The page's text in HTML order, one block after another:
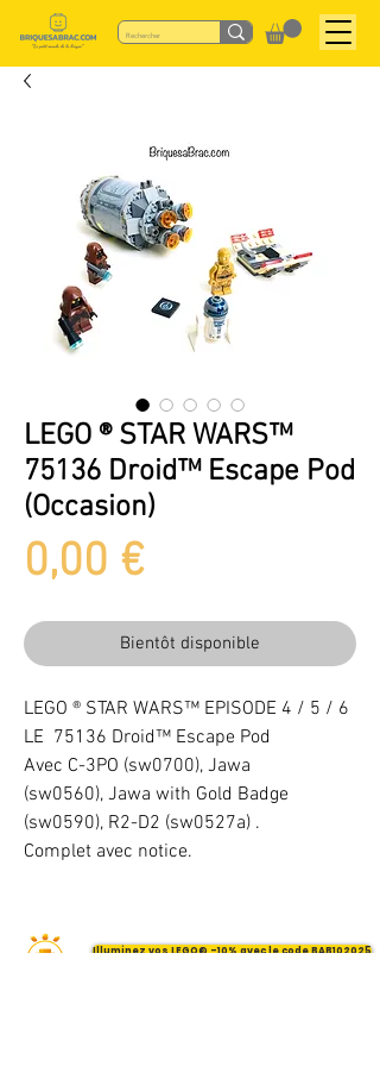
LEGO ® STAR WARS™
75136 Droid™ Escape Pod
(Occasion)
0,00 €Prix
Bientôt disponible
LEGO ® STAR WARS™ EPISODE 4 / 5 / 6
LE 75136 Droid™ Escape Pod
Avec C-3PO (sw0700), Jawa
(sw0560), Jawa with Gold Badge
(sw0590), R2-D2 (sw0527a) .
Complet avec notice.
Illuminez vos LEGO® -10% avec le code BAB102025